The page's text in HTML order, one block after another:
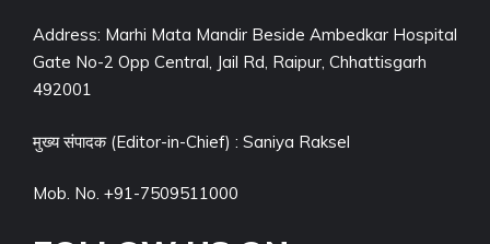
Address: Marhi Mata Mandir Beside Ambedkar Hospital
Gate No-2 Opp Central, Jail Rd, Raipur, Chhattisgarh
492001
मुख्य संपादक (Editor-in-Chief) : Saniya Raksel
Mob. No. +91-7509511000